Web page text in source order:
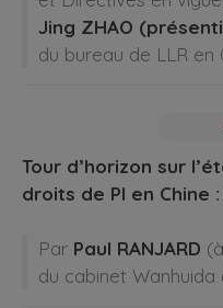
Jing ZHAO
du bureau de LLR en
Tour d’horizon sur
droits de PI en Chine
Par Paul RANJARD
du cabinet Wanhuida